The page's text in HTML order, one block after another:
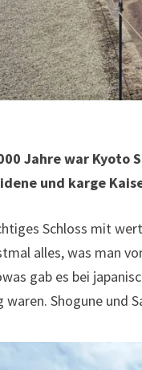
Jahre war Kyoto
und karge
Schloss mit
alles, was man
gab es bei
waren. Shogune und